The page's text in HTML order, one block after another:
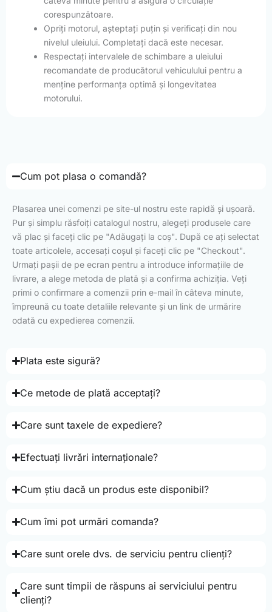
corespunzătoare.
Opriți motorul, așteptați puțin și verificați din nou
nivelul uleiului. Completați dacă este necesar.
Respectați intervalele de schimbare a uleiului
recomandate de producătorul vehiculului pentru a
menține performanța optimă și longevitatea
motorului.
Cum pot plasa o comandă?
Plasarea unei comenzi pe site-ul nostru este rapidă și ușoară.
Pur și simplu răsfoiți catalogul nostru, alegeți produsele care
vă plac și faceți clic pe "Adăugați la coș". După ce ați selectat
toate articolele, accesați coșul și faceți clic pe "Checkout".
Urmați pașii de pe ecran pentru a introduce informațiile de
livrare, a alege metoda de plată și a confirma achiziția. Veți
primi o confirmare a comenzii prin e-mail în câteva minute,
împreună cu toate detaliile relevante și un link de urmărire
odată cu expedierea comenzii.
Plata este sigură?
Ce metode de plată acceptați?
Care sunt taxele de expediere?
Efectuați livrări internaționale?
Cum știu dacă un produs este disponibil?
Cum îmi pot urmări comanda?
Care sunt orele dvs. de serviciu pentru clienți?
Care sunt timpii de răspuns ai serviciului pentru
clienți?